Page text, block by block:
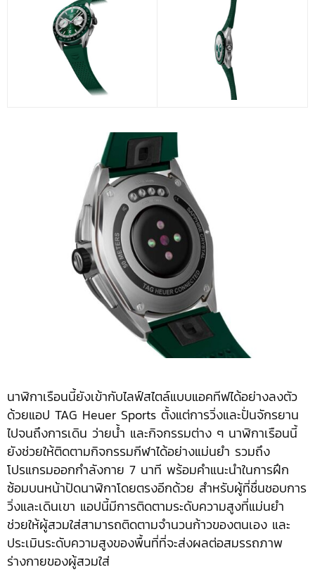
นาฬิกาเรือนนี้ยังเข้ากับไลฟ์สไตล์แบบแอคทีฟได้อย่างลงตัว
ด้วยแอป TAG Heuer Sports ตั้งแต่การวิ่งและปั่นจักรยาน
ไปจนถึงการเดิน ว่ายน้ำ และกิจกรรมต่าง ๆ นาฬิกาเรือนนี้
ยังช่วยให้ติดตามกิจกรรมกีฬาได้อย่างแม่นยำ รวมถึง
โปรแกรมออกกำลังกาย 7 นาที พร้อมคำแนะนำในการฝึก
ซ้อมบนหน้าปัดนาฬิกาโดยตรงอีกด้วย สำหรับผู้ที่ชื่นชอบการ
วิ่งและเดินเขา แอปนี้มีการติดตามระดับความสูงที่แม่นยำ
ช่วยให้ผู้สวมใส่สามารถติดตามจำนวนก้าวของตนเอง และ
ประเมินระดับความสูงของพื้นที่ที่จะส่งผลต่อสมรรถภาพ
ร่างกายของผู้สวมใส่